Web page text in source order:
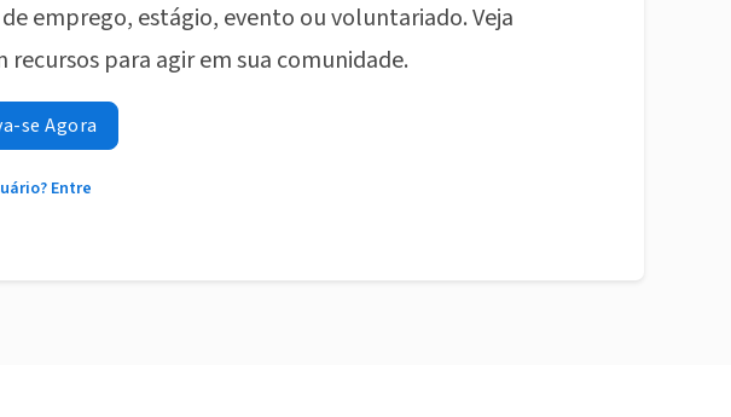
emprego, estágio, evento ou voluntariado. Veja
recursos para agir em sua comunidade.
se Agora
Entre